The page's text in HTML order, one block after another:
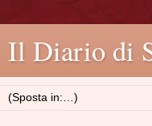
Il Diario di